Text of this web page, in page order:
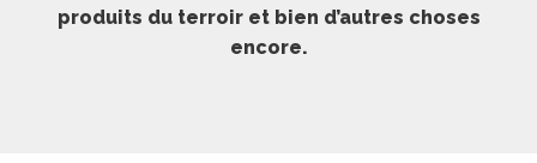
produits du terroir et bien d’autres choses
encore.